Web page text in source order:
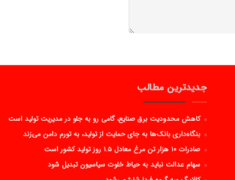
جدیدترین مطالب
کاهش محدودیت برق صنایع، گامی رو به جلو در مدیریت تولید است
بنگاه‌داری بانک‌ها به جای حمایت از تولید، به تورم دامن می‌زند
صادرات ۱۰ هزار تن مرغ معادل ۱.۵ روز تولید کشور است
سهام عدالت نباید به حیاط خلوت سیاسیون تبدیل شود